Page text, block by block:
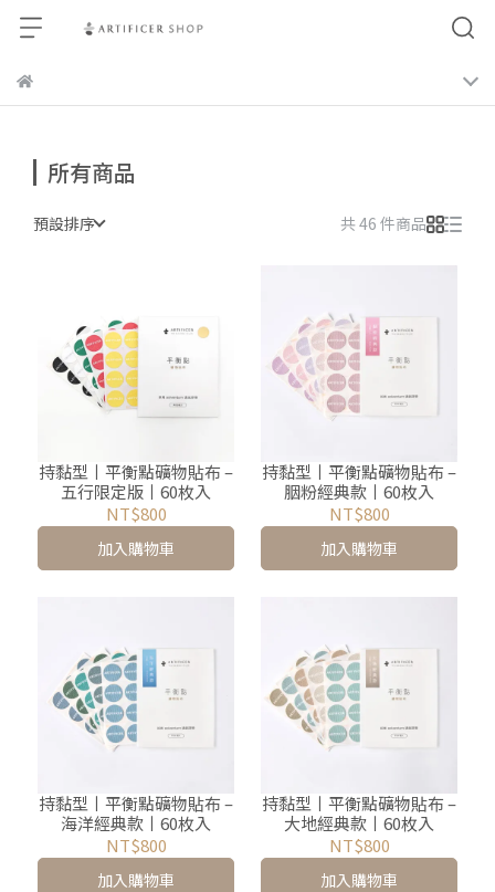
所有商品
預設排序 共 46 件商品
持黏型丨平衡點礦物貼布 –
五行限定版丨60枚入
NT$800
加入購物車
持黏型丨平衡點礦物貼布 –
胭粉經典款丨60枚入
NT$800
加入購物車
持黏型丨平衡點礦物貼布 –
海洋經典款丨60枚入
NT$800
加入購物車
持黏型丨平衡點礦物貼布 –
大地經典款丨60枚入
NT$800
加入購物車